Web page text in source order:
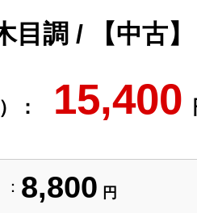
目調 / 【中古
： 15,400
8,800 円